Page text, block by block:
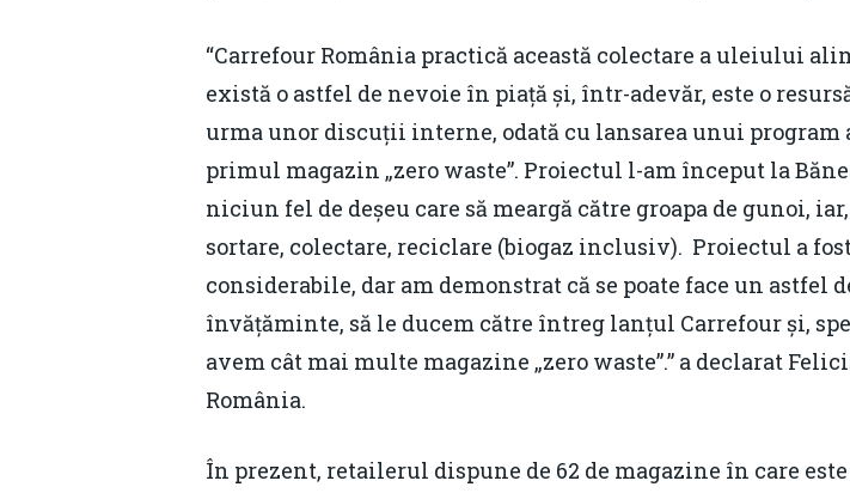
“Carrefour România practică această colectare a uleiului
există o astfel de nevoie în piață și, într-adevăr, este o
urma unor discuții interne, odată cu lansarea unui program
primul magazin „zero waste”. Proiectul l-am început la
niciun fel de deșeu care să meargă către groapa de gunoi,
sortare, colectare, reciclare (biogaz inclusiv). Proiectul a
considerabile, dar am demonstrat că se poate face un
învățăminte, să le ducem către întreg lanțul Carrefour și,
avem cât mai multe magazine „zero waste”.” a declarat
România.
În prezent, retailerul dispune de 62 de magazine în care